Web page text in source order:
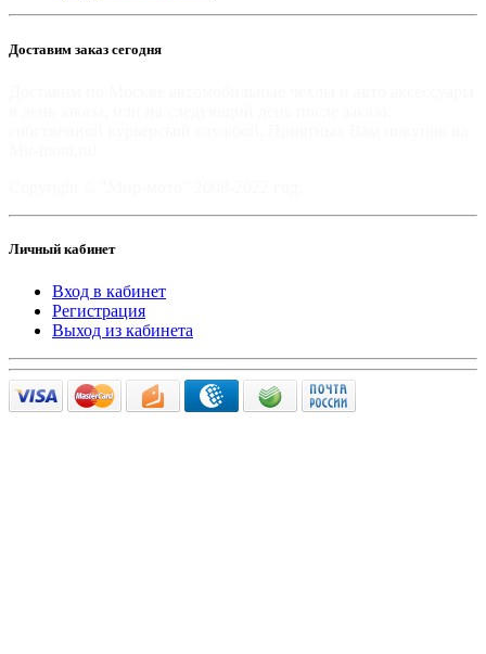
Доставим заказ сегодня
Личный кабинет
Вход в кабинет
Регистрация
Выход из кабинета